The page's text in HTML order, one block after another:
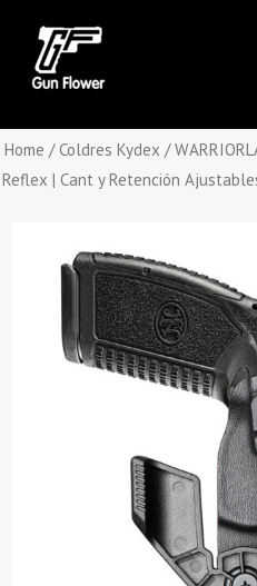
content
Home /Coldres Kydex /
Reflex | Cant y Retención